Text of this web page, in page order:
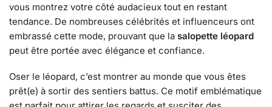
vous montrez votre côté audacieux tout en restant
tendance. De nombreuses célébrités et influenceurs ont
embrassé cette mode, prouvant que la salopette léopard
peut être portée avec élégance et confiance.
Oser le léopard, c’est montrer au monde que vous êtes
prêt(e) à sortir des sentiers battus. Ce motif emblématique